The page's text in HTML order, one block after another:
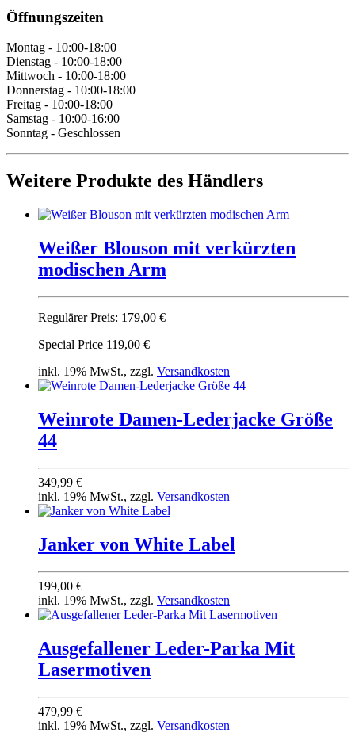
Öffnungszeiten
Montag - 10:00-18:00
Dienstag - 10:00-18:00
Mittwoch - 10:00-18:00
Donnerstag - 10:00-18:00
Freitag - 10:00-18:00
Samstag - 10:00-16:00
Sonntag - Geschlossen
Weitere Produkte des Händlers
Weißer Blou­son mit verkürzten
modischen Arm
Regulärer Preis: 179,00 €
Special Price 119,00 €
inkl. 19% MwSt., zzgl. Versandkosten
Weinrote Damen-Lederjacke Größe
44
349,99 €
inkl. 19% MwSt., zzgl. Versandkosten
Jan­ker von White Label
199,00 €
inkl. 19% MwSt., zzgl. Versandkosten
Ausgefallener Leder-Parka Mit
Lasermotiven
479,99 €
inkl. 19% MwSt., zzgl. Versandkosten